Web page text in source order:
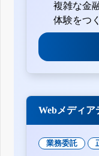
複雑な金
体験をつ
Webメディア
業務委託